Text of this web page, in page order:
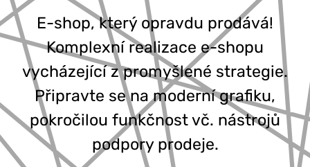
REFERENCE
O NÁS
KONTAKTY
777 353 464
E-shop, který opravdu prodává!
Komplexní realizace e-shopu
vycházející z promyšlené strategie.
Připravte se na moderní grafiku,
pokročilou funkčnost vč. nástrojů
podpory prodeje.